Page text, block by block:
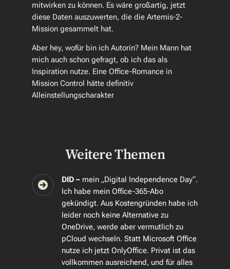
mitwirken zu können. Es wäre großartig, jetzt
diese Daten auszuwerten, die die Artemis-2-
Mission gesammelt hat.
Aber hey, wofür bin ich Autorin? Mein Mann hat
mich auch schon gefragt, ob ich das als
Inspiration nutze. Eine Office-Romance in
Mission Control hätte definitiv
Alleinstellungscharakter
Weitere Themen
DID –mein „Digital Independence Day“.
Ich habe mein Office-365-Abo
gekündigt. Aus Kostengründen habe ich
leider noch keine Alternative zu
OneDrive, werde aber vermutlich zu
pCloud wechseln. Statt Microsoft Office
nutze ich jetzt OnlyOffice. Privat ist das
vollkommen ausreichend, und für alles